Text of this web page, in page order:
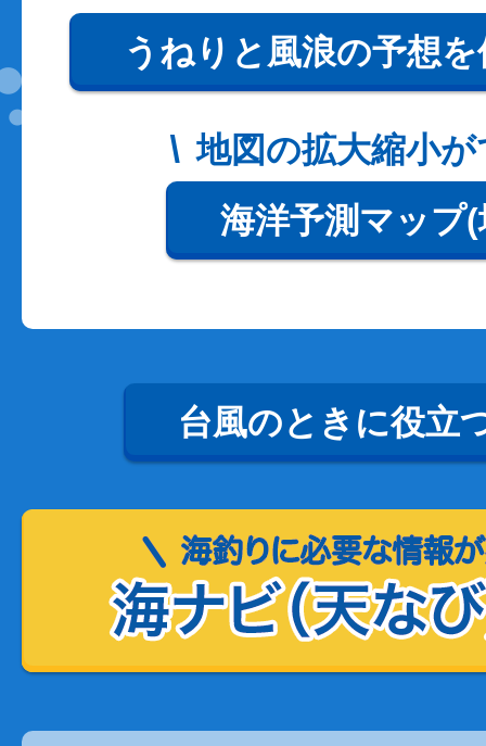
うねりと風浪の予想
地図の拡大縮小
海洋予測マップ
台風のときに役立